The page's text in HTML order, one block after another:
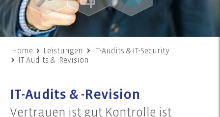
Home Leistungen
IT-Audits & IT-Security
IT-Audits & -Revision
IT-Audits & -Revision
Vertrauen ist gut Kontrolle ist